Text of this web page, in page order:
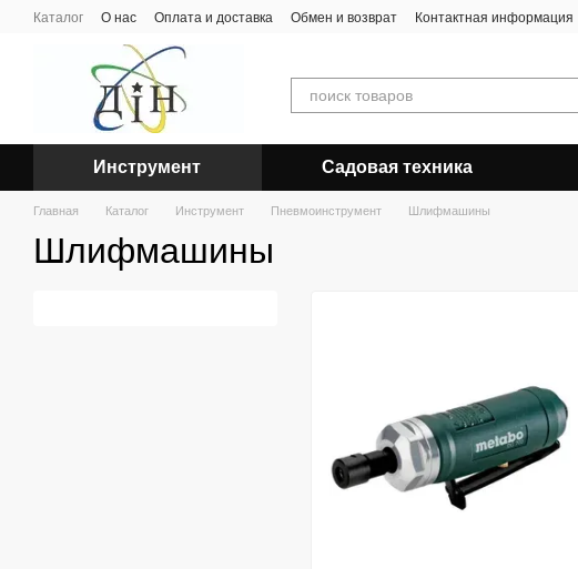
Перейти к основному контенту
Каталог О нас Оплата и доставка Обмен и возврат Контактная информация
Инструмент Садовая техника
Главная Каталог Инструмент Пневмоинструмент Шлифмашины
Шлифмашины